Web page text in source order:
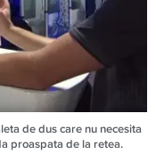
de dus care nu necesita
proaspata de la retea.